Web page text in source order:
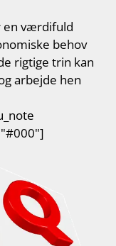
en værdifuld
behov
rigtige trin kan
arbejde hen